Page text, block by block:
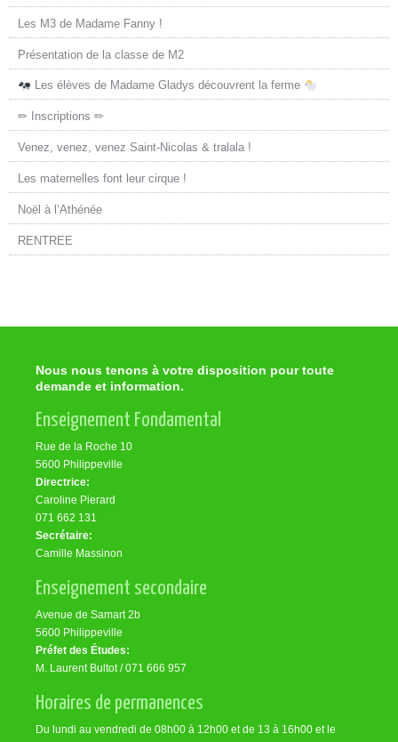
Les M3 de Madame Fanny !
Présentation de la classe de M2
Les élèves de Madame Gladys découvrent la ferme
✏ Inscriptions ✏
Venez, venez, venez Saint-Nicolas & tralala !
Les maternelles font leur cirque !
Noël à l’Athénée
RENTREE
Nous nous tenons à votre disposition pour toute
demande et information.
Enseignement Fondamental
Rue de la Roche 10
5600 Philippeville
Directrice:
Caroline Pierard
071 662 131
Secrétaire:
Camille Massinon
Enseignement secondaire
Avenue de Samart 2b
5600 Philippeville
Préfet des Études:
M. Laurent Bultot / 071 666 957
Horaires de permanences
Du lundi au vendredi de 08h00 à 12h00 et de 13 à 16h00 et le